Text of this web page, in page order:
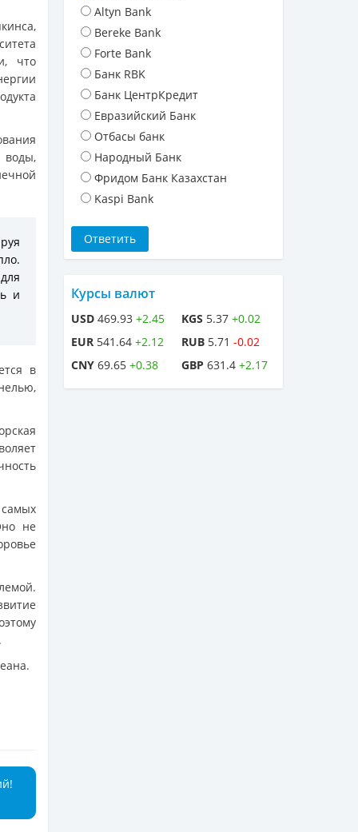
что
воды,
и
в
не
Altyn Bank
Bereke Bank
Forte Bank
Банк RBK
Банк ЦентрКредит
Евразийский Банк
Отбасы банк
Народный Банк
Фридом Банк Казахстан
Kaspi Bank
Курсы валют
USD 469.93 +2.45
EUR 541.64 +2.12
CNY 69.65 +0.38
KGS 5.37 +0.02
RUB 5.71 -0.02
GBP 631.4 +2.17